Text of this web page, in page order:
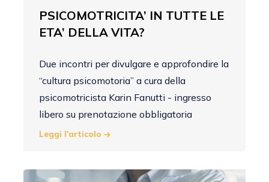
PSICOMOTRICITA’ IN TUTTE LE
ETA’ DELLA VITA?
Due incontri per divulgare e approfondire la
“cultura psicomotoria” a cura della
psicomotricista Karin Fanutti - ingresso
libero su prenotazione obbligatoria
Leggi l'articolo